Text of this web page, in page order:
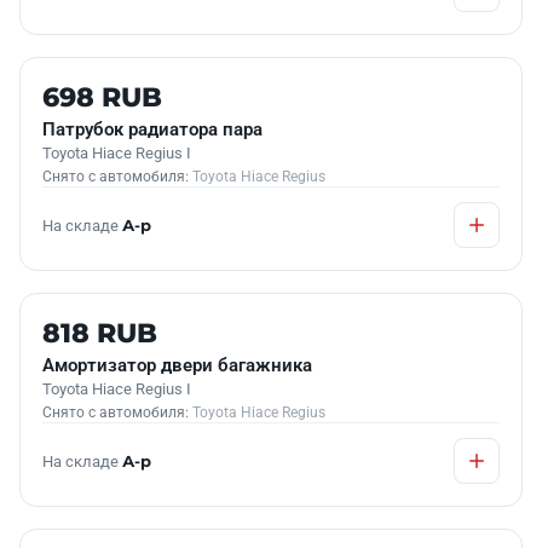
Б/У В НАЛИЧИИ
698 RUB
Патрубок радиатора пара
Toyota Hiace Regius I
Снято с автомобиля: Toyota Hiace Regius
На складе А-р
Б/У В НАЛИЧИИ
818 RUB
Амортизатор двери багажника
Toyota Hiace Regius I
Снято с автомобиля: Toyota Hiace Regius
На складе А-р